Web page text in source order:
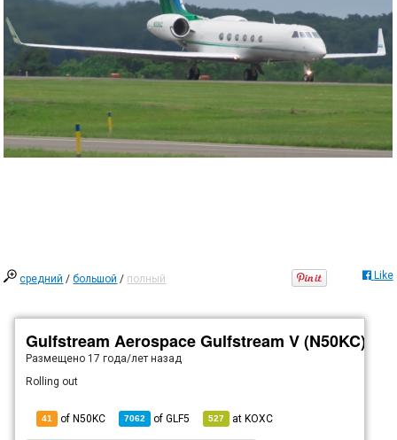
средний /большой / полный Like
Gulfstream Aerospace Gulfstream V (N50KC)
Размещено 17 года/лет назад
Rolling out
41 of N50KC 7062 ofGLF5 527 atKOXC